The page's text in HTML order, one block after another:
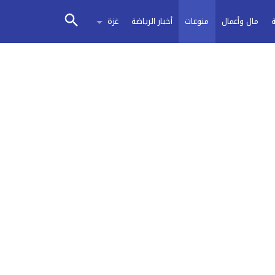
مال وأعمال منوعات أخبار الرياضة غزة